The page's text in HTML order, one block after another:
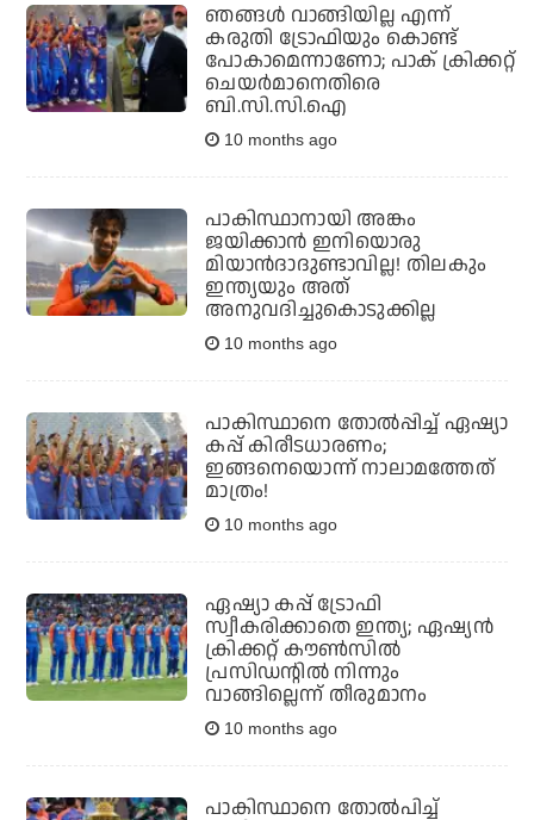
ഞങ്ങള്‍ വാങ്ങിയില്ല എന്ന്
കരുതി ട്രോഫിയും കൊണ്ട്
പോകാമെന്നാണോ; പാക് ക്രിക്കറ്റ്
ചെയര്‍മാനെതിരെ
ബി.സി.സി.ഐ
10 months ago
പാകിസ്ഥാനായി അങ്കം
ജയിക്കാന്‍ ഇനിയൊരു
മിയാന്‍ദാദുണ്ടാവില്ല! തിലകും
ഇന്ത്യയും അത്
അനുവദിച്ചുകൊടുക്കില്ല
10 months ago
പാകിസ്ഥാനെ തോല്‍പ്പിച്ച് ഏഷ്യാ
കപ്പ് കിരീടധാരണം;
ഇങ്ങനെയൊന്ന് നാലാമത്തേത്
മാത്രം!
10 months ago
ഏഷ്യാ കപ്പ് ട്രോഫി
സ്വീകരിക്കാതെ ഇന്ത്യ; ഏഷ്യന്‍
ക്രിക്കറ്റ് കൗണ്‍സില്‍
പ്രസിഡന്റില്‍ നിന്നും
വാങ്ങില്ലെന്ന് തീരുമാനം
10 months ago
പാകിസ്ഥാനെ തോല്‍പിച്ച്